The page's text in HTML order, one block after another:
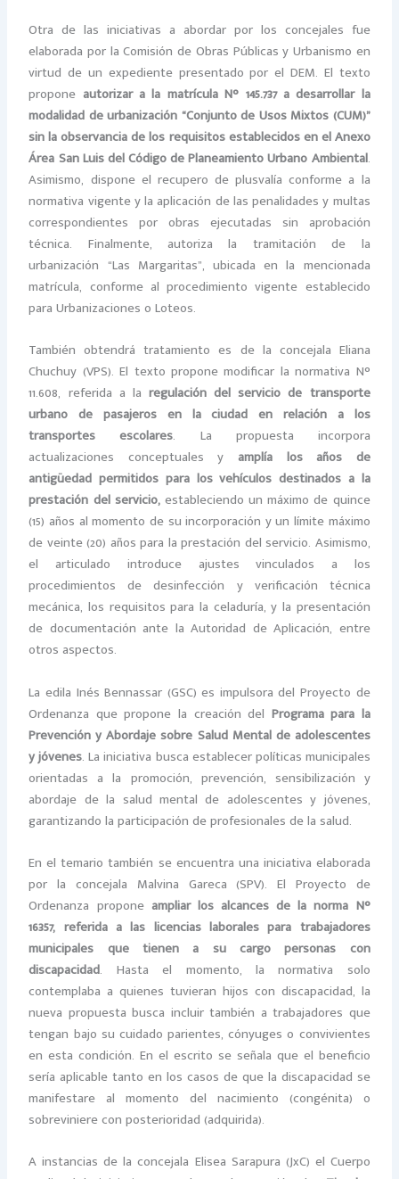
Otra de las iniciativas a abordar por los concejales fue
elaborada por la Comisión de Obras Públicas y Urbanismo en
virtud de un expediente presentado por el DEM. El texto
propone autorizar a la matrícula N° 145.737 a desarrollar la
modalidad de urbanización “Conjunto de Usos Mixtos (CUM)”
sin la observancia de los requisitos establecidos en el Anexo
Área San Luis del Código de Planeamiento Urbano Ambiental.
Asimismo, dispone el recupero de plusvalía conforme a la
normativa vigente y la aplicación de las penalidades y multas
correspondientes por obras ejecutadas sin aprobación
técnica. Finalmente, autoriza la tramitación de la
urbanización “Las Margaritas”, ubicada en la mencionada
matrícula, conforme al procedimiento vigente establecido
para Urbanizaciones o Loteos.
También obtendrá tratamiento es de la concejala Eliana
Chuchuy (VPS). El texto propone modificar la normativa N°
11.608, referida a la regulación del servicio de transporte
urbano de pasajeros en la ciudad en relación a los
transportes escolares. La propuesta incorpora
actualizaciones conceptuales y amplía los años de
antigüedad permitidos para los vehículos destinados a la
prestación del servicio, estableciendo un máximo de quince
(15) años al momento de su incorporación y un límite máximo
de veinte (20) años para la prestación del servicio. Asimismo,
el articulado introduce ajustes vinculados a los
procedimientos de desinfección y verificación técnica
mecánica, los requisitos para la celaduría, y la presentación
de documentación ante la Autoridad de Aplicación, entre
otros aspectos.
La edila Inés Bennassar (GSC) es impulsora del Proyecto de
Ordenanza que propone la creación del Programa para la
Prevención y Abordaje sobre Salud Mental de adolescentes
y jóvenes. La iniciativa busca establecer políticas municipales
orientadas a la promoción, prevención, sensibilización y
abordaje de la salud mental de adolescentes y jóvenes,
garantizando la participación de profesionales de la salud.
En el temario también se encuentra una iniciativa elaborada
por la concejala Malvina Gareca (SPV). El Proyecto de
Ordenanza propone ampliar los alcances de la norma N°
16357, referida a las licencias laborales para trabajadores
municipales que tienen a su cargo personas con
discapacidad. Hasta el momento, la normativa solo
contemplaba a quienes tuvieran hijos con discapacidad, la
nueva propuesta busca incluir también a trabajadores que
tengan bajo su cuidado parientes, cónyuges o convivientes
en esta condición. En el escrito se señala que el beneficio
sería aplicable tanto en los casos de que la discapacidad se
manifestare al momento del nacimiento (congénita) o
sobreviniere con posterioridad (adquirida).
A instancias de la concejala Elisea Sarapura (JxC) el Cuerpo